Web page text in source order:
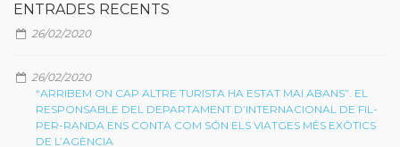
ENTRADES RECENTS
26/02/2020
26/02/2020
“ARRIBEM ON CAP ALTRE TURISTA HA ESTAT MAI ABANS”. EL
RESPONSABLE DEL DEPARTAMENT D’INTERNACIONAL DE FIL-
PER-RANDA ENS CONTA COM SÓN ELS VIATGES MÉS EXÒTICS
DE L’AGÈNCIA